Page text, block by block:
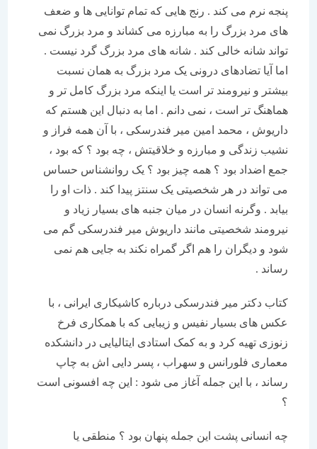
پنجه نرم می کند . رنج هایی که تمام توانایی ها و ضعف
های مرد بزرگ را به مبارزه می کشاند و مرد بزرگ نمی
تواند شانه خالی کند . شانه های مرد بزرگ گرد نیست .
اما آیا تضادهای درونی یک مرد بزرگ به همان نسبت
بیشتر و نیرومند تر است یا اینکه مرد بزرگ کامل تر و
هماهنگ تر است ، نمی دانم . اما به دنبال این هستم که
داریوش ، محمد امین میر فندرسکی ، با آن همه فراز و
نشیب زندگی و مبارزه و خلاقیتش ، چه بود ؟ که بود ،
جمع اضداد بود ؟ همه چیز بود ؟ یک روانشناس حساس
می تواند در هر شخصیتی یک سنتز پیدا کند . ذات او را
بیابد . وگرنه انسان در میان جنبه های بسیار زیاد و
نیرومند شخصیتی مانند داریوش میر فندرسکی گم می
شود و دیگران را هم اگر گمراه نکند به جایی هم نمی
رساند .
کتاب دکتر میر فندرسکی درباره کاشیکاری ایرانی ، با
عکس های بسیار نفیس و زیبایی که با همکاری فرخ
زنوزی تهیه کرد و به کمک استادی ایتالیایی در دانشکده
معماری فلورانس و سهراب ، پسر دایی اش به چاپ
رساند ، با این جمله آغاز می شود : این چه افسونی است
چه انسانی پشت این جمله پنهان بود ؟ منطقی یا